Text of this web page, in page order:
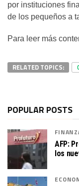
por instituciones
de los pequeños a
Para leer más
RELATED TOPICS:
POPULAR POSTS
AFP:
los